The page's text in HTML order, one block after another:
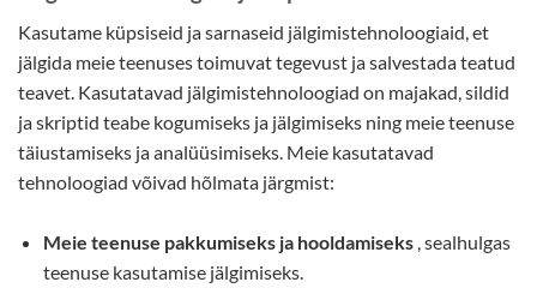
Kasutame küpsiseid ja sarnaseid jälgimistehnoloogiaid, et
jälgida meie teenuses toimuvat tegevust ja salvestada teatud
teavet. Kasutatavad jälgimistehnoloogiad on majakad, sildid
ja skriptid teabe kogumiseks ja jälgimiseks ning meie teenuse
täiustamiseks ja analüüsimiseks. Meie kasutatavad
tehnoloogiad võivad hõlmata järgmist:
Meie teenuse pakkumiseks ja hooldamiseks, sealhulgas
teenuse kasutamise jälgimiseks.